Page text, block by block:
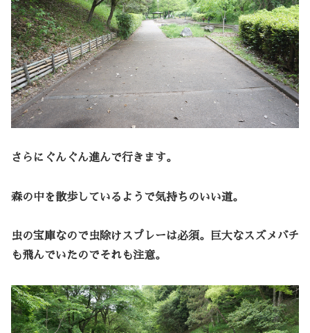
さらにぐんぐん進んで行きます。
森の中を散歩しているようで気持ちのいい道。
虫の宝庫なので虫除けスプレーは必須。巨大なスズメバチ
も飛んでいたのでそれも注意。